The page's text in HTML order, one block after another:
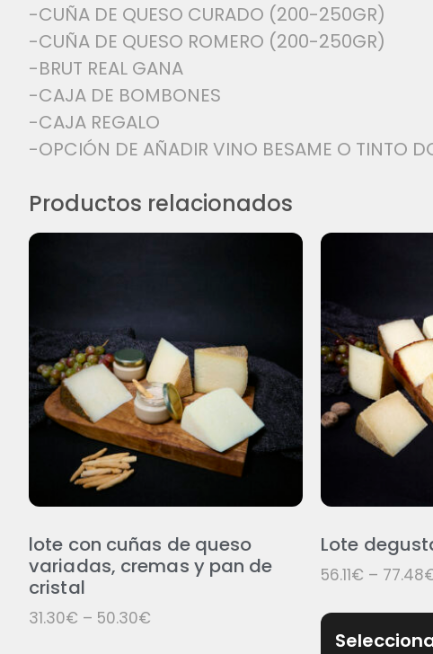
-CUÑA DE QUESO CURADO (200-250GR)
-CUÑA DE QUESO ROMERO (200-250GR)
-BRUT REAL GANA
-CAJA DE BOMBONES
-CAJA REGALO
-OPCIÓN DE AÑADIR VINO BESAME O TINTO
Productos relacionados
lote con cuñas de queso
variadas, cremas y pan de
cristal
31.30€ – 50.30€
Lote
56.11€ – 77.48